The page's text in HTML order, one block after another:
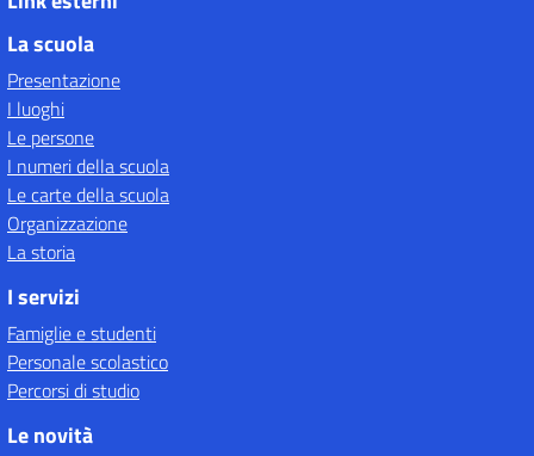
La scuola
Presentazione
I luoghi
Le persone
I numeri della scuola
Le carte della scuola
Organizzazione
La storia
I servizi
Famiglie e studenti
Personale scolastico
Percorsi di studio
Le novità